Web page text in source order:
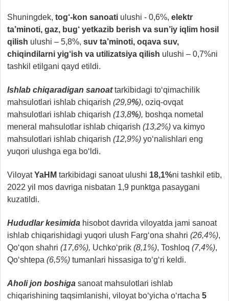
Shuningdek, tog‘-kon sanoati ulushi - 0,6%, elektr
ta’minoti, gaz, bug‘ yetkazib berish va sun’iy iqlim hosil
qilish ulushi – 5,8%, suv ta’minoti, oqava suv,
chiqindilarni yig‘ish va utilizatsiya qilish ulushi – 0,7%ni
tashkil etilgani qayd etildi.
Ishlab chiqaradigan sanoattarkibidagi to‘qimachilik
mahsulotlari ishlab chiqarish (29,9%), oziq-ovqat
mahsulotlari ishlab chiqarish (13,8%), boshqa nometal
meneral mahsulotlar ishlab chiqarish (13,2%) va kimyo
mahsulotlari ishlab chiqarish (12,9%) yo‘nalishlari eng
yuqori ulushga ega bo‘ldi.
ViloyatYaHM tarkibidagi sanoat ulushi 18,1%ni tashkil etib,
2022 yil mos davriga nisbatan 1,9 punktga pasaygani
kuzatildi.
Hududlar kesimida hisobot davrida viloyatda jami sanoat
ishlab chiqarishidagi yuqori ulush Farg‘ona shahri (26,4%),
Qo‘qon shahri (17,6%), Uchko‘prik (8,1%), Toshloq (7,4%),
Qo‘shtepa (6,5%) tumanlari hissasiga to‘g‘ri keldi.
Aholi jon boshiga sanoat mahsulotlari ishlab
chiqarishining taqsimlanishi, viloyat bo‘yicha o‘rtacha 5